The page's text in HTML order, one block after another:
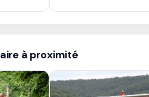
à proximité